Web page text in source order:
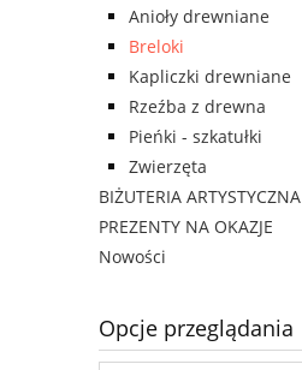
Anioły drewniane
Breloki
Kapliczki drewniane
Rzeźba z drewna
Pieńki - szkatułki
Zwierzęta
BIŻUTERIA ARTYSTYCZNA
PREZENTY NA OKAZJE
Nowości
Opcje przeglądania